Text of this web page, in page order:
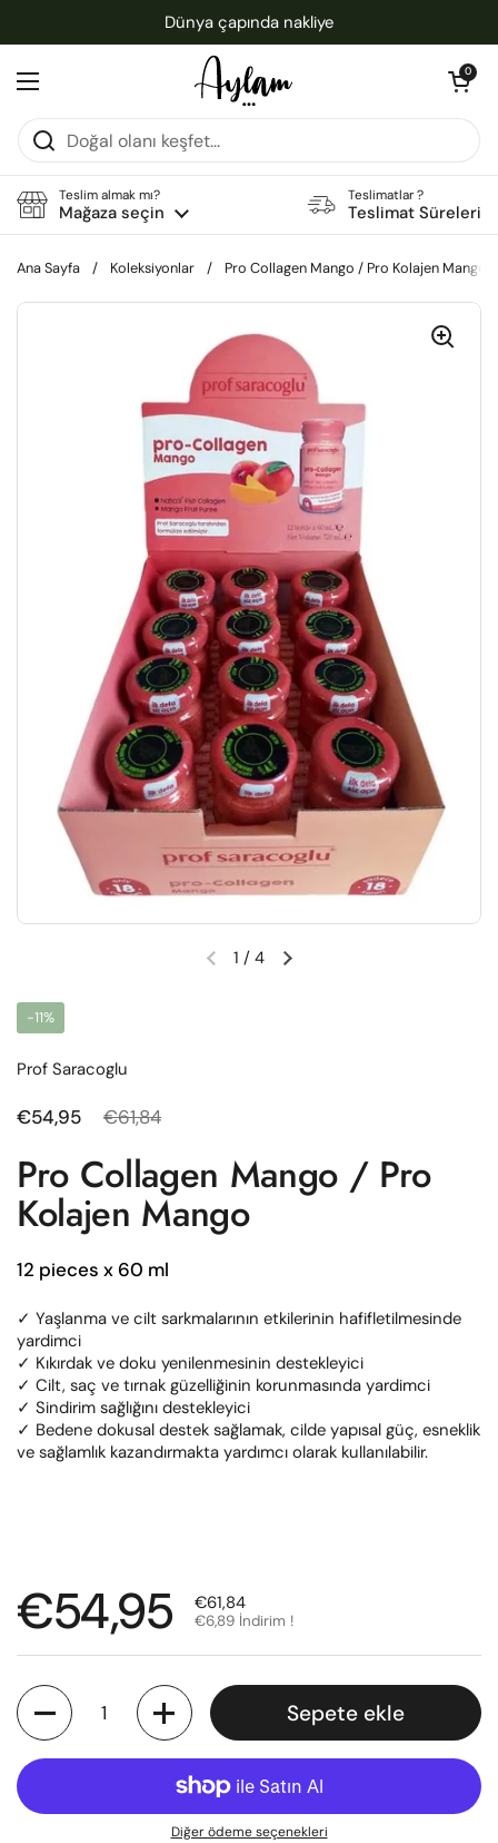
Dünya çapında nakliye
Menüyü aç
Sepeti aç
0
Teslim almak mı?
Mağaza seçin
Teslimatlar ?
Teslimat Süreleri
Ana Sayfa / Koleksiyonlar / Pro Collagen Mango / Pro Kolajen Mango
Önceki slaytSonraki slayt
1 / 4
-11%
Prof Saracoglu
Normal fiyat
€54,95 Satış fiyatı
€61,84
Pro Collagen Mango / Pro
Kolajen Mango
12 pieces x 60 ml
✓ Yaşlanma ve cilt sarkmalarının etkilerinin hafifletilmesinde
yardimci
✓ Kıkırdak ve doku yenilenmesinin destekleyici
✓ Cilt, saç ve tırnak güzelliğinin korunmasında yardimci
✓ Sindirim sağlığını destekleyici
✓ Bedene dokusal destek sağlamak, cilde yapısal güç, esneklik
ve sağlamlık kazandırmakta yardımcı olarak kullanılabilir.
Normal fiyat
€54,95 Satış fiyatı
€61,84
€6,89 İndirim !
Miktar
Sepete ekle
Diğer ödeme seçenekleri